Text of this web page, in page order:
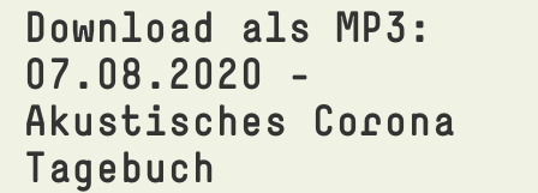
Download als MP3:
07.08.2020 -
Akustisches Corona
Tagebuch